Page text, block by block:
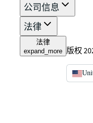
公司信息
法律
法律
expand_more 版权